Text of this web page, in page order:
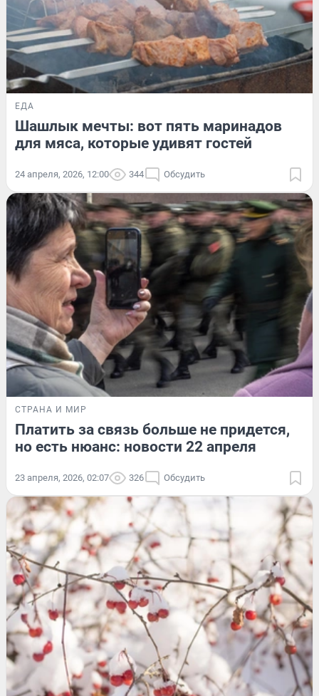
ЕДА
Шашлык мечты: вот пять маринадов
для мяса, которые удивят гостей
24 апреля, 2026, 12:00 344 Обсудить
СТРАНА И МИР
Платить за связь больше не придется,
но есть нюанс: новости 22 апреля
23 апреля, 2026, 02:07 326 Обсудить